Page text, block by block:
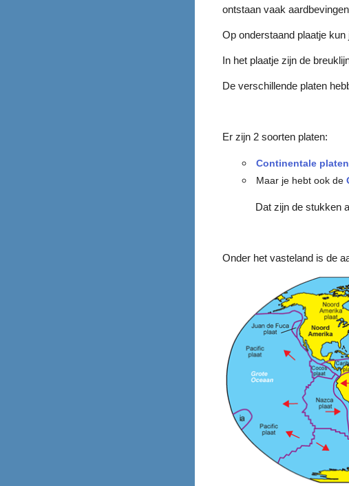
ontstaan vaak
Op onderstaand plaatje
In het plaatje zijn de
De verschillende platen
Er zijn 2 soorten platen:
Continentale platen
Maar je hebt ook de
Dat zijn de stukken
Onder het vasteland is de